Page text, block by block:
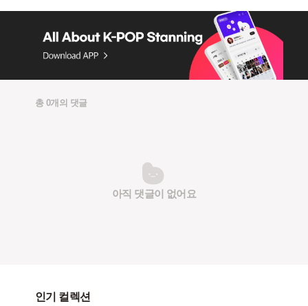
총 0개의 댓글
아직 댓글이 없어요
인기 컬렉션